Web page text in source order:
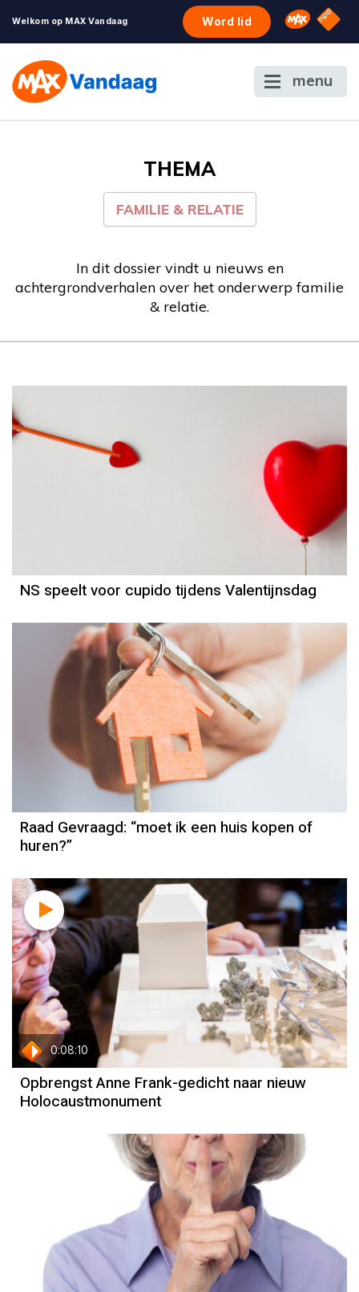
Welkom op MAX Vandaag Word lid Omroep
NPO
menu
THEMA
FAMILIE & RELATIE
In dit dossier vindt u nieuws en
achtergrondverhalen over het onderwerp familie
& relatie.
NS speelt voor cupido tijdens Valentijnsdag
Raad Gevraagd: “moet ik een huis kopen of
huren?”
0:08:10
Opbrengst Anne Frank-gedicht naar nieuw
Holocaustmonument